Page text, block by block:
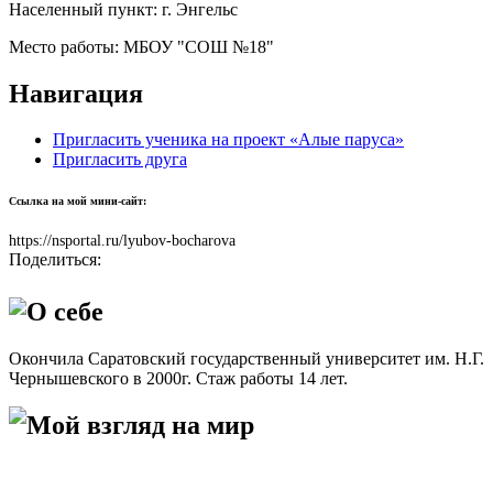
Населенный пункт: г. Энгельс
Место работы: МБОУ "СОШ №18"
Навигация
Пригласить ученика на проект «Алые паруса»
Пригласить друга
Ссылка на мой мини-сайт:
https://nsportal.ru/lyubov-bocharova
Поделиться:
О себе
Окончила Саратовский государственный университет им. Н.Г.
Чернышевского в 2000г. Стаж работы 14 лет.
Мой взгляд на мир